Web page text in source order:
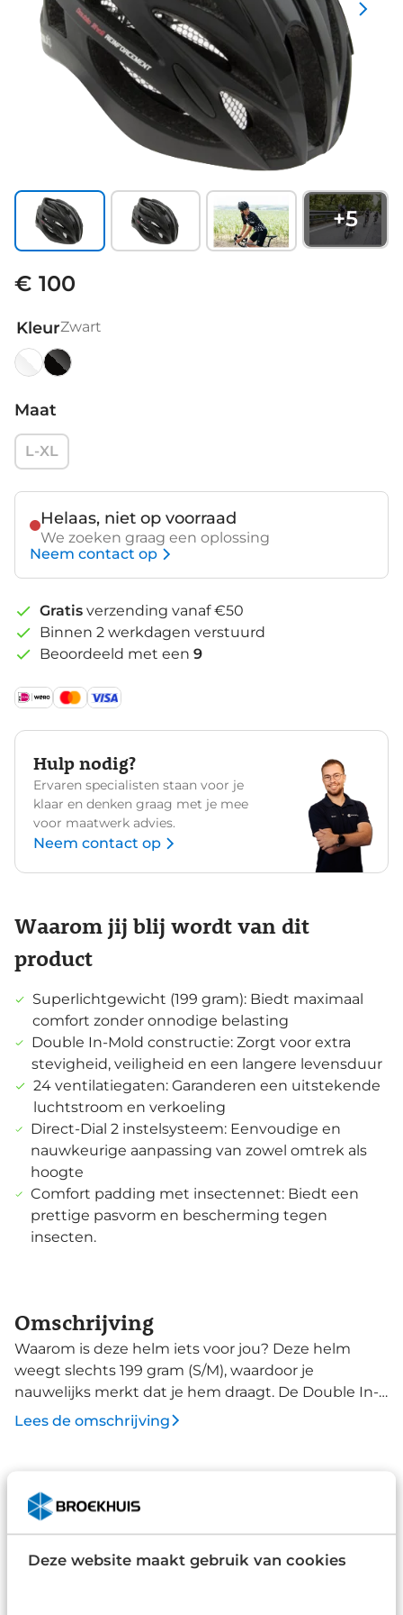
Deze website maakt gebruik van cookies
+5
€ 100
KleurZwart
Maat
L-XL
Helaas, niet op voorraad
We zoeken graag een oplossing
Neem contact op
Gratis verzending vanaf €50
Binnen 2 werkdagen verstuurd
Beoordeeld met een 9
Hulp nodig?
Ervaren specialisten staan voor je
klaar en denken graag met je mee
voor maatwerk advies.
Neem contact op
Waarom jij blij wordt van dit
product
Superlichtgewicht (199 gram): Biedt maximaal
comfort zonder onnodige belasting
Double In-Mold constructie: Zorgt voor extra
stevigheid, veiligheid en een langere levensduur
24 ventilatiegaten: Garanderen een uitstekende
luchtstroom en verkoeling
Direct-Dial 2 instelsysteem: Eenvoudige en
nauwkeurige aanpassing van zowel omtrek als
hoogte
Comfort padding met insectennet: Biedt een
prettige pasvorm en bescherming tegen
insecten.
Omschrijving
Waarom is deze helm iets voor jou? Deze helm
weegt slechts 199 gram (S/M), waardoor je
nauwelijks merkt dat je hem draagt. De Double In-
Mold constructie, waarbij de harde buitenschaal
met het EPS-binnenwerk is versmolten, versterkt
de Europese veiligheidsstandaard voor
fietshelmen. Reflecterende details aan de
verkeer. Met maar liefst 24 ventilatiegaten biedt de
Lees de omschrijving
Specificaties
Merk